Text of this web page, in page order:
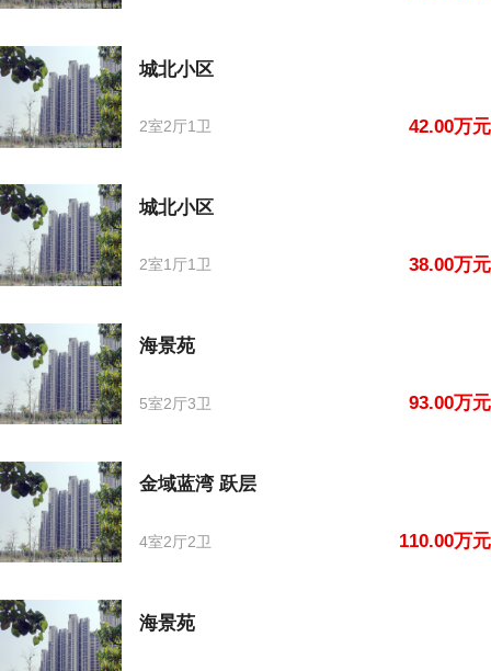
城北小区
2室2厅1卫 42.00万元
城北小区
2室1厅1卫 38.00万元
海景苑
5室2厅3卫 93.00万元
金域蓝湾 跃层
4室2厅2卫 110.00万元
海景苑